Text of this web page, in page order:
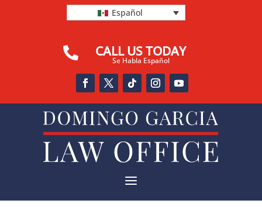
Español
 CALL US TODAY
Se Habla Español
a